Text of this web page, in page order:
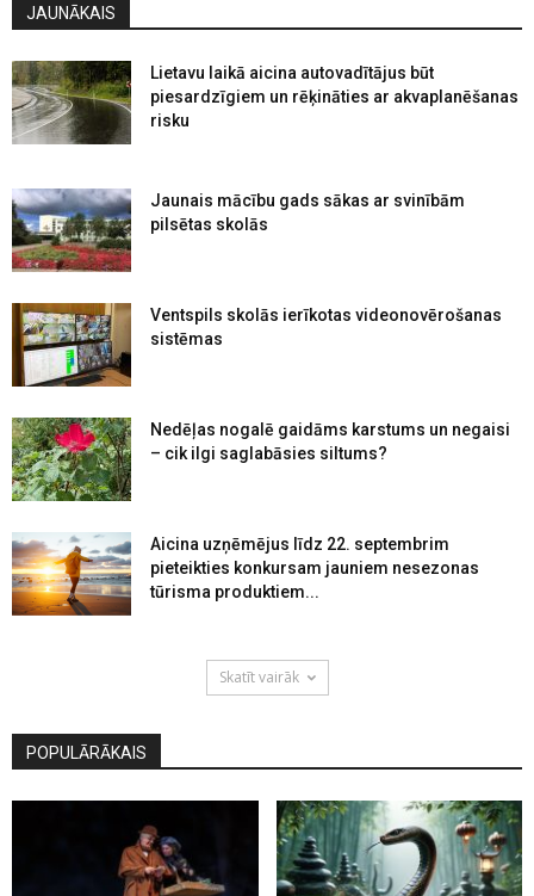
JAUNĀKAIS
Lietavu laikā aicina autovadītājus būt
piesardzīgiem un rēķināties ar akvaplanēšanas
risku
Jaunais mācību gads sākas ar svinībām
pilsētas skolās
Ventspils skolās ierīkotas videonovērošanas
sistēmas
Nedēļas nogalē gaidāms karstums un negaisi
– cik ilgi saglabāsies siltums?
Aicina uzņēmējus līdz 22. septembrim
pieteikties konkursam jauniem nesezonas
tūrisma produktiem...
Skatīt vairāk
POPULĀRĀKAIS